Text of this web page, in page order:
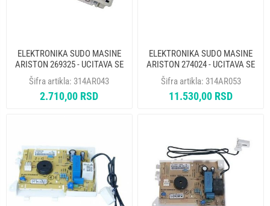
ELEKTRONIKA SUDO MASINE
ARISTON 269325 - UCITAVA SE
Šifra artikla: 314AR043
2.710,00 RSD
ELEKTRONIKA SUDO MASINE
ARISTON 274024 - UCITAVA SE
Šifra artikla: 314AR053
11.530,00 RSD